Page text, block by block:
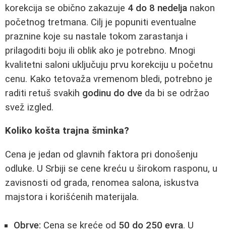
korekcija se obično zakazuje 4 do 8 nedelja nakon
početnog tretmana. Cilj je popuniti eventualne
praznine koje su nastale tokom zarastanja i
prilagoditi boju ili oblik ako je potrebno. Mnogi
kvalitetni saloni uključuju prvu korekciju u početnu
cenu. Kako tetovaža vremenom bledi, potrebno je
raditi retuš svakih godinu do dve da bi se održao
svež izgled.
Koliko košta trajna šminka?
Cena je jedan od glavnih faktora pri donošenju
odluke. U Srbiji se cene kreću u širokom rasponu, u
zavisnosti od grada, renomea salona, iskustva
majstora i korišćenih materijala.
Obrve: Cena se kreće od 50 do 250 evra. U